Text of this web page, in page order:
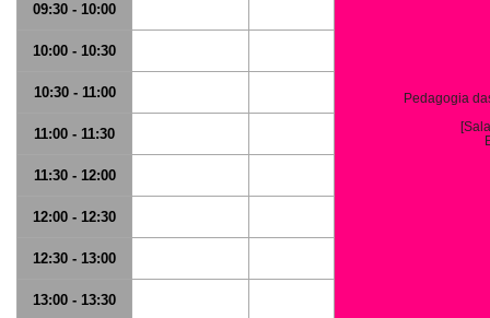
Pedagogia
09:30 - 10:00
10:00 - 10:30
10:30 - 11:00
11:00 - 11:30
11:30 - 12:00
12:00 - 12:30
12:30 - 13:00
13:00 - 13:30